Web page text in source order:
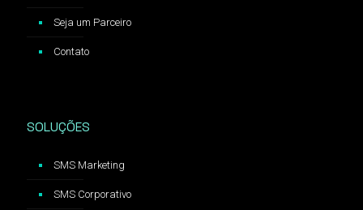
Seja um Parceiro
Contato
SOLUÇÕES
SMS Marketing
SMS Corporativo